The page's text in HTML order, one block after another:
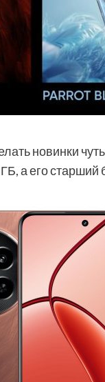
новинки
а его старший